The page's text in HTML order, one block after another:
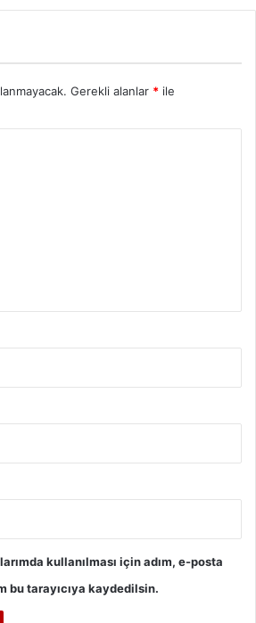
Gerekli alanlar * ile
kullanılması için adım, e-posta
bu tarayıcıya kaydedilsin.